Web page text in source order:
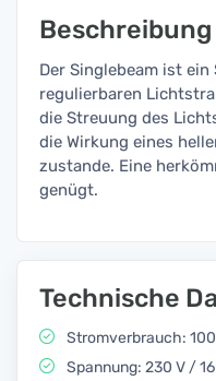
Beschreibung
Der Singlebeam ist ein
regulierbaren
die Streuung des
die Wirkung eines
zustande. Eine
genügt.
Technische
Stromverbrauch:
Spannung: 230 V /